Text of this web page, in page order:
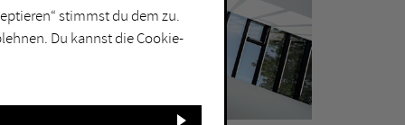
stimmst du dem zu.
Du kannst die Cookie-